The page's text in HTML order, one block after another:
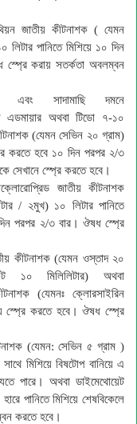
জাতীয় কীটনাশক ( যেমন
লিটার পানিতে মিশিয়ে ১০ দিন
করায় সতর্কতা অবলম্বন
এবং সাদামাছি দমনে
এডমায়ার অথবা টিডো ৭-১০
(যেমন সেভিন ২০ গ্রাম)
করতে হবে ১০ দিন পরপর ২/৩
সেখানে স্প্রে করতে হবে।
জাতীয় কীটনাশক
/ ২মুখ) ১০ লিটার পানিতে
পরপর ২/৩ বার। ঔষধ স্প্রে
কীটনাশক (যেমন ওস্তাদ ২০
১০ মিলিলিটার) অথবা
(যেমনঃ ক্লোরসাইরিন
স্প্রে করতে হবে। ঔষধ স্প্রে
(যেমন: সেভিন ৫ গ্রাম )
মিশিয়ে বিষটোপ বানিয়ে এ
পারে। অথবা ডাইমেথোয়েট
পানিতে মিশিয়ে শেষবিকেলে
করতে হবে।